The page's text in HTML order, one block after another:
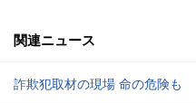
関連ニュース
詐欺犯取材の現場 命の危険も